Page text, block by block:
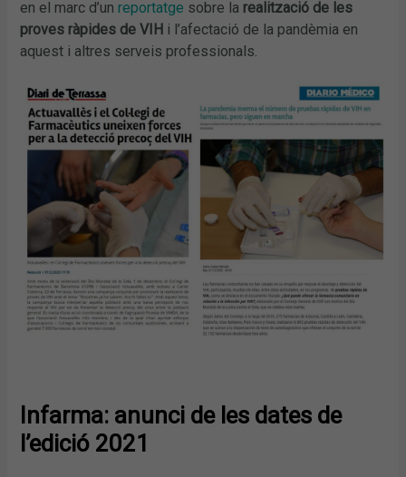
en el marc d’unreportatge sobre la realització de les
proves ràpides de VIH i l’afectació de la pandèmia en
aquest i altres serveis professionals.
Infarma: anunci de les dates de
l’edició 2021